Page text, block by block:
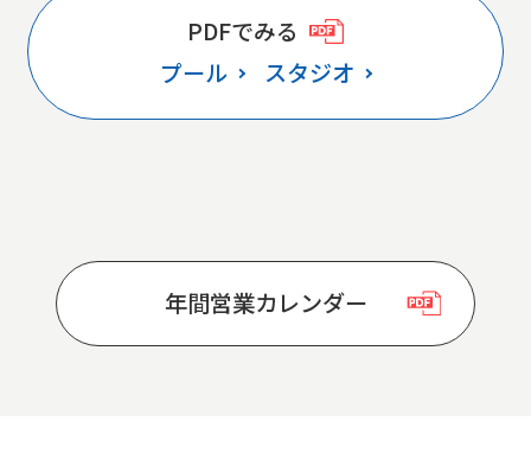
PDFでみる
プール
スタジオ
年間営業カレンダー